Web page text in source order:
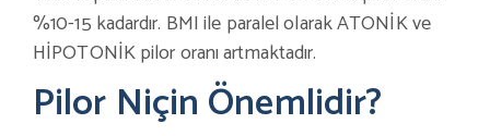
%10-15 kadardır. BMI ile paralel olarak ATONİK ve
HİPOTONİK pilor oranı artmaktadır.
Pilor Niçin Önemlidir?